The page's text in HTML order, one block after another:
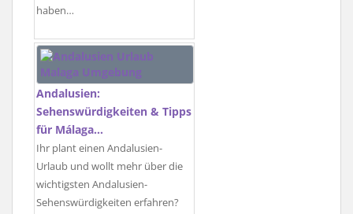
haben…
Andalusien:
Sehenswürdigkeiten & Tipps
für Málaga…
Ihr plant einen Andalusien-
Urlaub und wollt mehr über die
wichtigsten Andalusien-
Sehenswürdigkeiten erfahren?